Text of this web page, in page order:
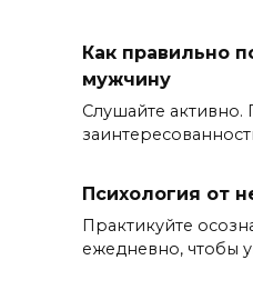
Как правильно
мужчину
Слушайте активно.
Психология от
Практикуйте
ежедневно, чтобы